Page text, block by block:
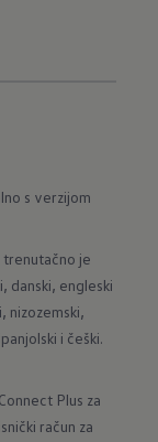
s verzijom
je
danski, engleski
nizozemski,
i češki.
Plus za
račun za